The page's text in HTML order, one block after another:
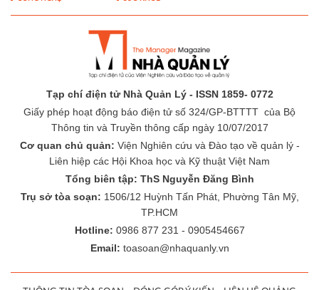
Thông tin và Truyền thông cấp ngày 10/07/2017
Liên hiệp các Hội Khoa học và Kỹ thuật Việt Nam
TP.HCM
THÔNG TIN TÒA SOẠN ĐÓNG GÓP Ý KIẾN LIÊN HỆ QUẢNG